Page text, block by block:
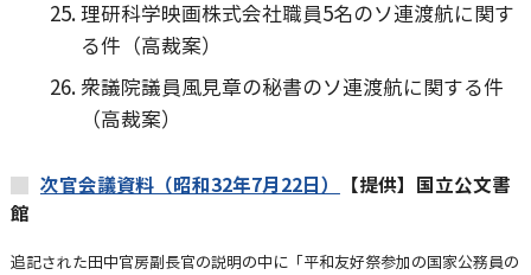
理研科学映画株式会社職員5名のソ連渡航に関す
る件（高裁案）
衆議院議員風見章の秘書のソ連渡航に関する件
（高裁案）
次官会議資料（昭和32年7月22日）
【提供】国立公文書
館
追記された田中官房副長官の説明の中に「平和友好祭参加の国家公務員の